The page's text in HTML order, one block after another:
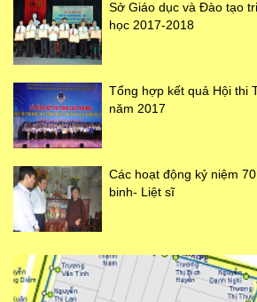
Sở Giáo dục và Đào tạo
học 2017-2018
Tổng hợp kết quả Hội thi
năm 2017
Các hoạt động kỷ niệm
binh- Liệt sĩ